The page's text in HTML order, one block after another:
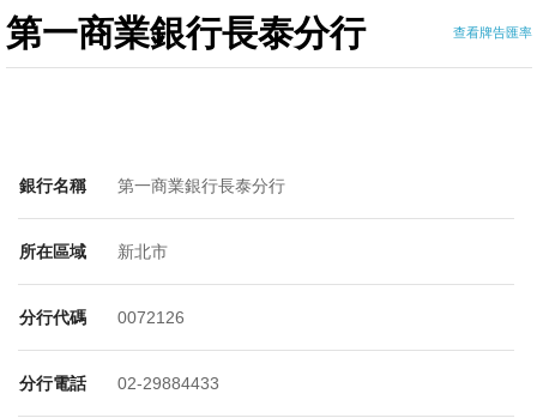
第一商業銀行長泰分行 查看牌告匯率
銀行名稱 第一商業銀行長泰分行
所在區域 新北市
分行代碼 0072126
分行電話 02-29884433